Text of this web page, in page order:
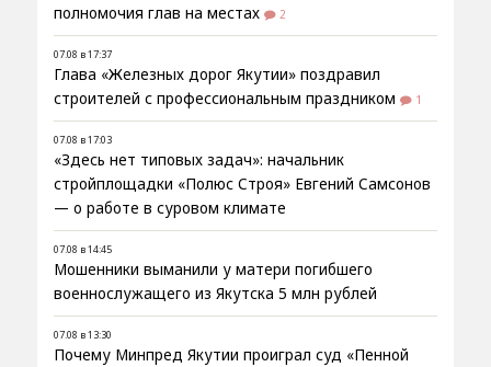
полномочия глав на местах
2
07.08 в 17:37
Глава «Железных дорог Якутии» поздравил
строителей с профессиональным праздником
1
07.08 в 17:03
«Здесь нет типовых задач»: начальник
стройплощадки «Полюс Строя» Евгений Самсонов
— о работе в суровом климате
07.08 в 14:45
Мошенники выманили у матери погибшего
военнослужащего из Якутска 5 млн рублей
07.08 в 13:30
Почему Минпред Якутии проиграл суд «Пенной